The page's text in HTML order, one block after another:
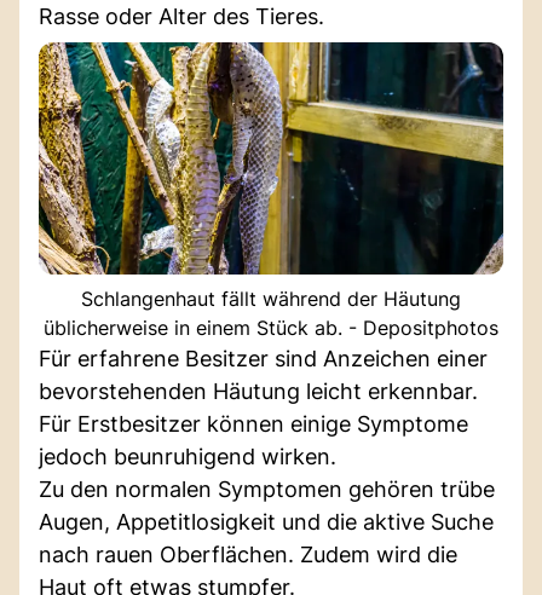
Rasse oder Alter des Tieres.
Schlangenhaut fällt während der Häutung
üblicherweise in einem Stück ab. - Depositphotos
Für erfahrene Besitzer sind Anzeichen einer
bevorstehenden Häutung leicht erkennbar.
Für Erstbesitzer können einige Symptome
jedoch beunruhigend wirken.
Zu den normalen Symptomen gehören trübe
Augen, Appetitlosigkeit und die aktive Suche
nach rauen Oberflächen. Zudem wird die
Haut oft etwas stumpfer.